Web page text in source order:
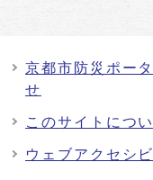
京都市防災ポー
せ
このサイトにつ
ウェブアクセシ